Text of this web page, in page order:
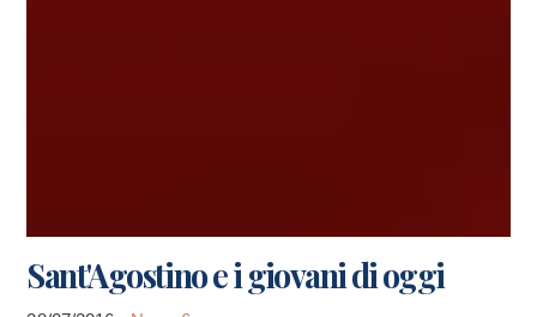
Sant'Agostino e i giovani di oggi